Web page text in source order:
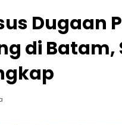
Dugaan
di Batam,